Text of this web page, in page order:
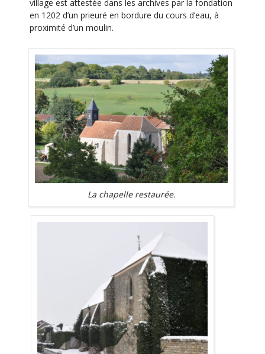
village est attestée dans les archives par la fondation
en 1202 d’un prieuré en bordure du cours d’eau, à
proximité d’un moulin.
La chapelle restaurée.